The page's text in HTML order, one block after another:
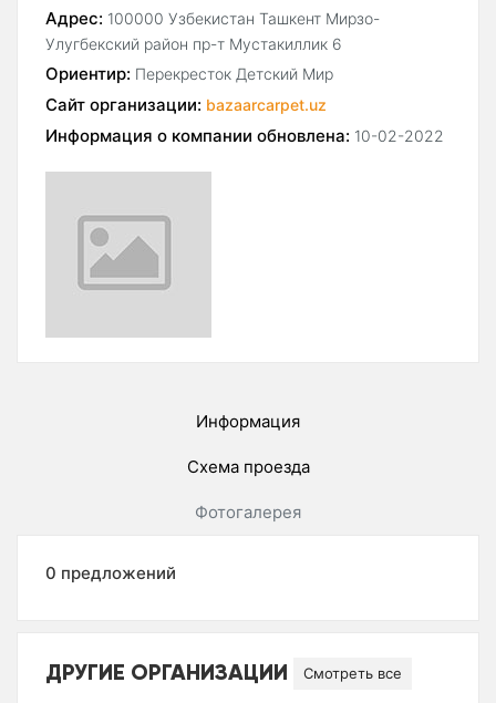
Адрес: 100000 Узбекистан Ташкент Мирзо-
Улугбекский район пр-т Мустакиллик 6
Ориентир: Перекресток Детский Мир
Сайт организации: bazaarcarpet.uz
Информация о компании обновлена: 10-02-2022
Информация
Схема проезда
Фотогалерея
0 предложений
ДРУГИЕ ОРГАНИЗАЦИИ Смотреть все